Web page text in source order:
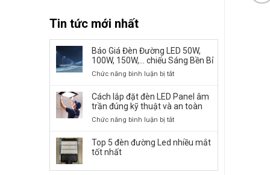
Tin tức mới nhất
Báo Giá Đèn Đường LED 50W,
100W, 150W,… chiếu Sáng Bền Bỉ
Chức năng bình luận bị tắtở
Giá
Đèn
LED
100W,
Cách lắp đặt đèn LED Panel âm
trần đúng kỹ thuật và an toàn
Chức năng bình luận bị tắtở
lắp
LED
Top 5 đèn đường Led nhiều mắt
tốt nhất